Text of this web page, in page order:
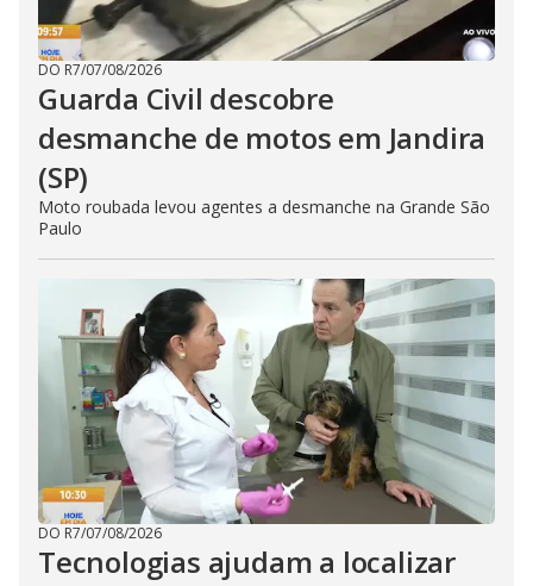
DO R7/07/08/2026
Guarda Civil descobre
desmanche de motos em Jandira
(SP)
Moto roubada levou agentes a desmanche na Grande São
Paulo
DO R7/07/08/2026
Tecnologias ajudam a localizar